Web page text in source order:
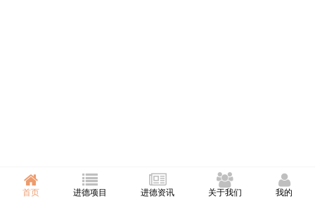
首页 进德项目 进德资讯 关于我们 我的